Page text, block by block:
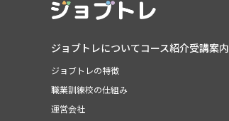
ジョブトレについて
ジョブトレの特徴
職業訓練校の仕組み
運営会社
コース紹介受講案内